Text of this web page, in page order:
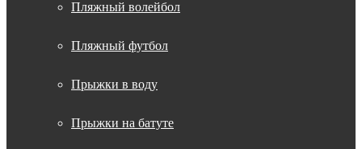
Пляжный волейбол
Пляжный футбол
Прыжки в воду
Прыжки на батуте